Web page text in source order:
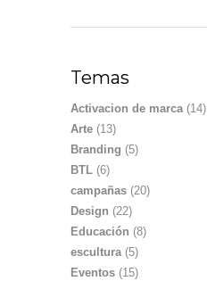
Temas
Activacion de marca(14)
Arte (13)
Branding (5)
BTL (6)
campañas (20)
Design (22)
Educación (8)
escultura(5)
Eventos (15)